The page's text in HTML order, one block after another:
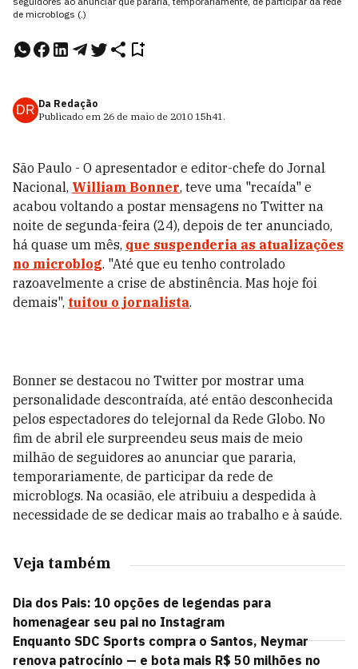
de microblogs (.)
DR Da Redação
Publicado em 26 de maio de 2010 15h41.
São Paulo - O apresentador e editor-chefe do Jornal
Nacional, William Bonner, teve uma "recaída" e
acabou voltando a postar mensagens no Twitter na
noite de segunda-feira (24), depois de ter anunciado,
há quase um mês, que suspenderia as atualizações
no microblog. "Até que eu tenho controlado
razoavelmente a crise de abstinência. Mas hoje foi
demais", tuitou o jornalista.
Bonner se destacou no Twitter por mostrar uma
personalidade descontraída, até então desconhecida
pelos espectadores do telejornal da Rede Globo. No
fim de abril ele surpreendeu seus mais de meio
milhão de seguidores ao anunciar que pararia,
temporariamente, de participar da rede de
microblogs. Na ocasião, ele atribuiu a despedida à
necessidade de se dedicar mais ao trabalho e à saúde.
Veja também
Dia dos Pais: 10 opções de legendas para
homenagear seu pai no Instagram
Enquanto SDC Sports compra o Santos, Neymar
renova patrocínio — e bota mais R$ 50 milhões no